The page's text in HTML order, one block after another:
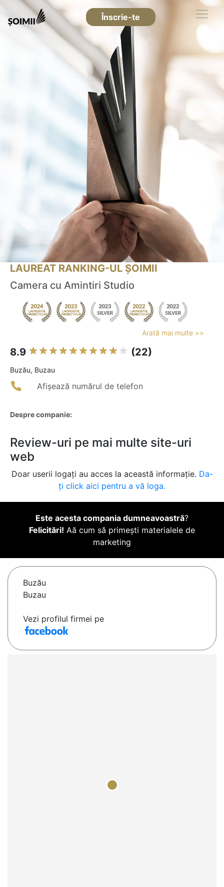
Înscrie-te
LAUREAT RANKING-UL ȘOIMII
Camera cu Amintiri Studio
Arată mai multe >>
8.9 (22)
Buzău, Buzau
Afișează numărul de telefon
Despre companie:
Review-uri pe mai multe site-uri
web
Doar userii logați au acces la această informație. Da-
ți click aici pentru a vă loga.
Este acesta compania dumneavoastră?
Felicitări! Aă cum să primești materialele de
marketing
Buzău
Buzau
Vezi profilul firmei pe